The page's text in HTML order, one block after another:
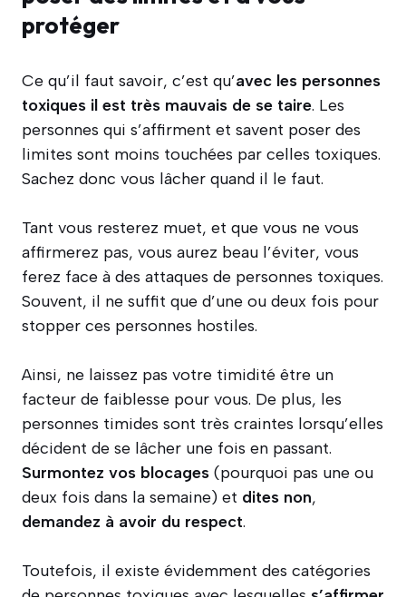
protéger
Ce qu’il faut savoir, c’est qu’avec les personnes
toxiques il est très mauvais de se taire. Les
personnes qui s’affirment et savent poser des
limites sont moins touchées par celles toxiques.
Sachez donc vous lâcher quand il le faut.
Tant vous resterez muet, et que vous ne vous
affirmerez pas, vous aurez beau l’éviter, vous
ferez face à des attaques de personnes toxiques.
Souvent, il ne suffit que d’une ou deux fois pour
stopper ces personnes hostiles.
Ainsi, ne laissez pas votre timidité être un
facteur de faiblesse pour vous. De plus, les
personnes timides sont très craintes lorsqu’elles
décident de se lâcher une fois en passant.
Surmontez vos blocages (pourquoi pas une ou
deux fois dans la semaine) et dites non,
demandez à avoir du respect.
Toutefois, il existe évidemment des catégories